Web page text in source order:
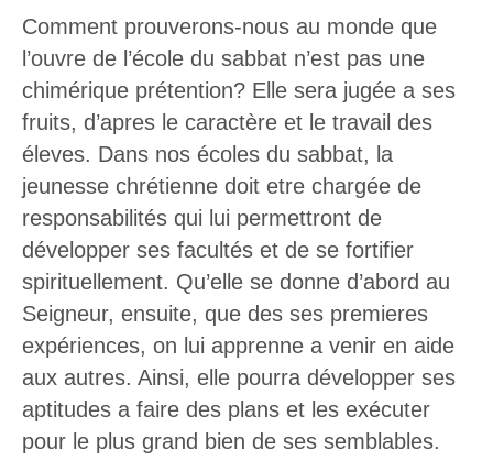
Comment prouverons-nous au monde que
l’ouvre de l’école du sabbat n’est pas une
chimérique prétention? Elle sera jugée a ses
fruits, d’apres le caractère et le travail des
éleves. Dans nos écoles du sabbat, la
jeunesse chrétienne doit etre chargée de
responsabilités qui lui permettront de
développer ses facultés et de se fortifier
spirituellement. Qu’elle se donne d’abord au
Seigneur, ensuite, que des ses premieres
expériences, on lui apprenne a venir en aide
aux autres. Ainsi, elle pourra développer ses
aptitudes a faire des plans et les exécuter
pour le plus grand bien de ses semblables.